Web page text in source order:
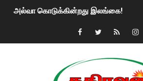
அல்வா கொடுக்கின்றது இலங்கை!
2ஆம் நாள் உக்ரைன் யுத்தம்!! எங்களைத்
மகிந்த ராஜபக்சே பதவி விலக திட்டம்?